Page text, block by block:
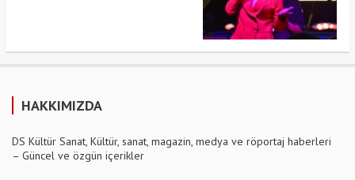
HAKKIMIZDA
DS Kültür Sanat, Kültür, sanat, magazin, medya ve röportaj haberleri
– Güncel ve özgün içerikler